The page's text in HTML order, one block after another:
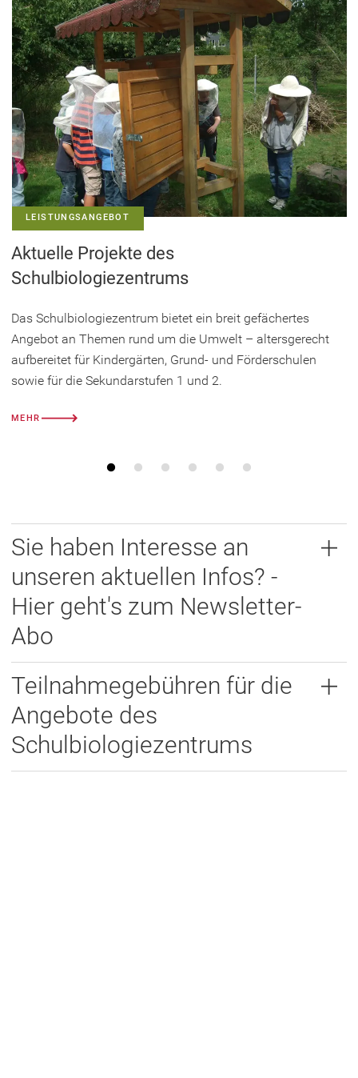
LEISTUNGSANGEBOT
Aktuelle Projekte des
Schulbiologiezentrums
Das Schulbiologiezentrum bietet ein breit gefächertes
Angebot an Themen rund um die Umwelt – altersgerecht
aufbereitet für Kindergärten, Grund- und Förderschulen
sowie für die Sekundarstufen 1 und 2.
MEHR
Sie haben Interesse an
unseren aktuellen Infos? -
Hier geht's zum Newsletter-
Abo
Teilnahmegebühren für die
Angebote des
Schulbiologiezentrums